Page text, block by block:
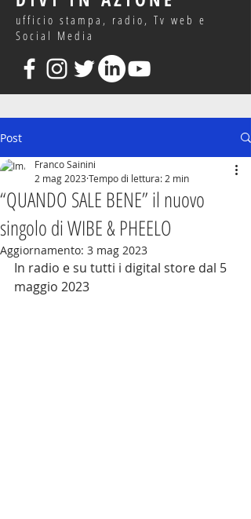
ufficio stampa, radio, Tv web e
Social Media
Post
“QUANDO SALE BENE” il nuovo
singolo di WIBE & PHEELO
Franco Sainini
2 mag 2023 Tempo di lettura: 2 min
Aggiornamento: 3 mag 2023
In radio e su tutti i digital store dal 5
maggio 2023